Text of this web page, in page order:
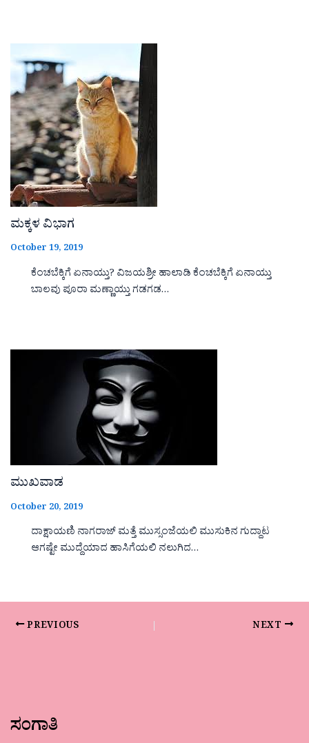
ಮಕ್ಕಳ ವಿಭಾಗ
October 19, 2019
ಕೆಂಚಬೆಕ್ಕಿಗೆ ಏನಾಯ್ತು? ವಿಜಯಶ್ರೀ ಹಾಲಾಡಿ ಕೆಂಚಬೆಕ್ಕಿಗೆ ಏನಾಯ್ತು
ಬಾಲವು ಪೂರಾ ಮಣ್ಣಾಯ್ತು ಗಡಗಡ…
ಮುಖವಾಡ
October 20, 2019
ದಾಕ್ಷಾಯಣಿ ನಾಗರಾಜ್ ಮತ್ತೆ ಮುಸ್ಸಂಜೆಯಲಿ ಮುಸುಕಿನ ಗುದ್ದಾಟ
ಆಗಷ್ಟೇ ಮುದ್ದೆಯಾದ ಹಾಸಿಗೆಯಲಿ ನಲುಗಿದ…
PREVIOUS NEXT
ಸಂಗಾತಿ